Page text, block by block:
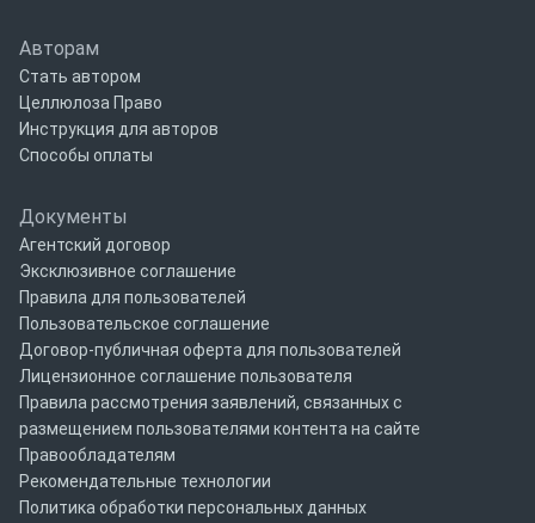
Авторам
Стать автором
Целлюлоза Право
Инструкция для авторов
Способы оплаты
Документы
Агентский договор
Эксклюзивное соглашение
Правила для пользователей
Пользовательское соглашение
Договор-публичная оферта для пользователей
Лицензионное соглашение пользователя
Правила рассмотрения заявлений, связанных с
размещением пользователями контента на сайте
Правообладателям
Рекомендательные технологии
Политика обработки персональных данных